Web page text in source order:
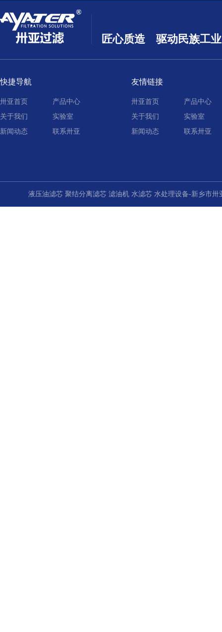
匠心质造 驱动民族工业
快捷导航
卅亚首页
产品中心
关于我们
实验室
新闻动态
联系卅亚
友情链接
卅亚首页
产品中心
关于我们
实验室
新闻动态
联系卅亚
液压油滤芯 聚结分离滤芯 滤油机 水滤芯 水处理设备-新乡